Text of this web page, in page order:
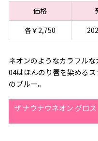
価格
各￥2,750
ネオンのようなカラフルな
04はほんのり唇を染める
のブルー。
ザ ナウナウネオン グロ